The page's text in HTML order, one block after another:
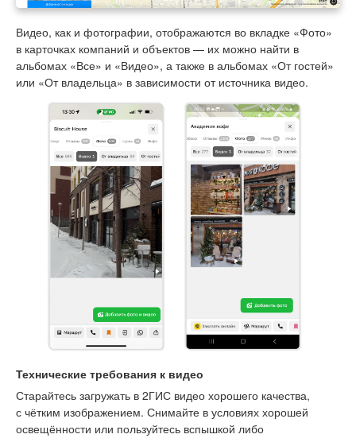
Видео, как и фотографии, отображаются во вкладке «Фото»
в карточках компаний и объектов — их можно найти в
альбомах «Все» и «Видео», а также в альбомах «От гостей»
или «От владельца» в зависимости от источника видео.
Технические требования к видео
Старайтесь загружать в 2ГИС видео хорошего качества,
с чётким изображением. Снимайте в условиях хорошей
освещённости или пользуйтесь вспышкой либо